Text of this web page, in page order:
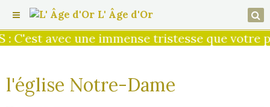
: C'est avec une immense tristesse que
L' Âge d'Or
l'église Notre-Dame